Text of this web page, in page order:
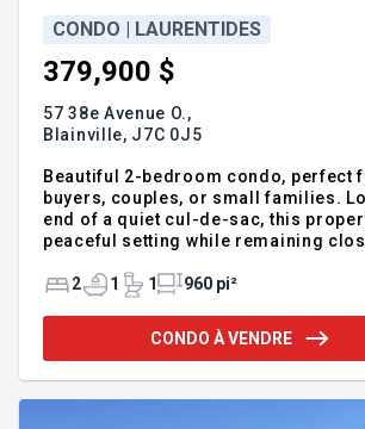
CONDO | LAURENTIDES
379,900 $
57 38e Avenue O.,
Blainville, J7C 0J5
Beautiful 2-bedroom condo, perfect
buyers, couples, or small families.
end of a quiet cul-de-sac, this
peaceful setting while remaining
Enjoy two outdoor parking spaces, a
also features a large walk-in pantry,
plenty of extra storage. A fantastic
cul-de-sac, offering added privacy
2 1 1 960 pi²
CONDO À VENDRE